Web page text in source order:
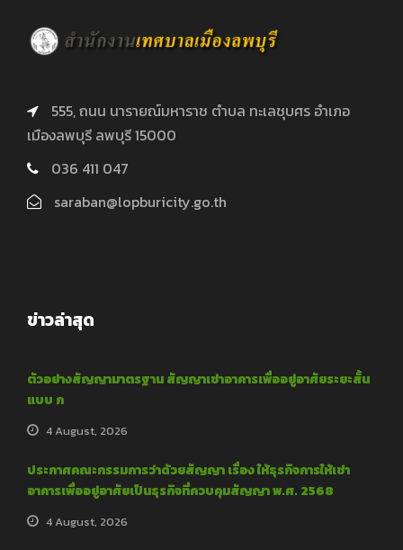
555, ถนน นารายณ์มหาราช ตำบล ทะเลชุบศร อำเภอ
เมืองลพบุรี ลพบุรี 15000
036 411 047
saraban@lopburicity.go.th
ข่าวล่าสุด
ตัวอย่างสัญญามาตรฐาน สัญญาเช่าอาคารเพื่ออยู่อาศัยระยะสั้น
แบบ ก
4 August, 2026
ประกาศคณะกรรมการว่าด้วยสัญญา เรื่อง ให้ธุรกิจการให้เช่า
อาคารเพื่ออยู่อาศัยเป็นธุรกิจที่ควบคุมสัญญา พ.ศ. 2568
4 August, 2026